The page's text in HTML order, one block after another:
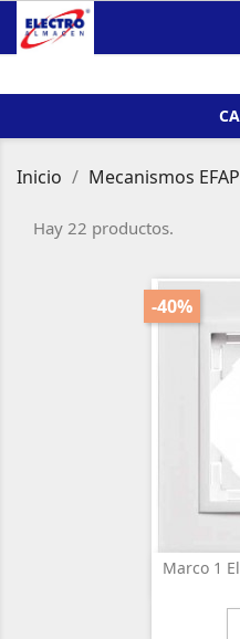
Inicio Mecanismos
Hay 22 productos.
Marco 1
-40%